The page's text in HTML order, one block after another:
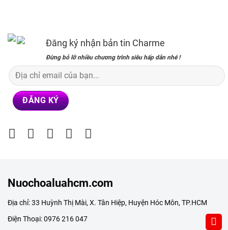
Đăng ký nhận bản tin Charme
Đừng bỏ lỡ nhiều chương trình siêu hấp dẫn nhé !
Nuochoaluahcm.com
Địa chỉ: 33 Huỳnh Thị Mài, X. Tân Hiệp, Huyện Hóc Môn, TP.HCM
Điện Thoại: 0976 216 047